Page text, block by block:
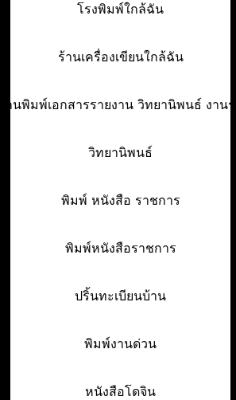
โรงพิมพ์ใกล้ฉัน
ร้านเครื่องเขียนใกล้ฉัน
านพิมพ์เอกสารรายงาน วิทยานิพนธ์ งานรา
วิทยานิพนธ์
พิมพ์ หนังสือ ราชการ
พิมพ์หนังสือราชการ
ปริ้นทะเบียนบ้าน
พิมพ์งานด่วน
หนังสือโดจิน